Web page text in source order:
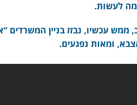
מה לעשות.
ממש עכשיו, נבזז בניין המשרדים
ומאות נפגעים.